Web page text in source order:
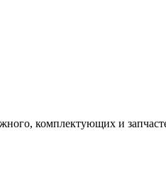
комплектующих и